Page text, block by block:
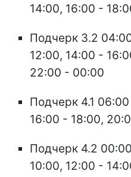
14:00, 16:00 -
Подчерк 3.2
12:00, 14:00 -
22:00 - 00:00
Подчерк 4.1
16:00 - 18:00,
Подчерк 4.2
10:00, 12:00 -